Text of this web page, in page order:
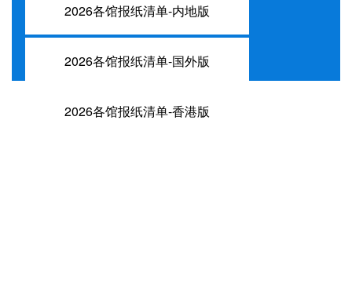
2026各馆报纸清单-内地版
2026各馆报纸清单-国外版
2026各馆报纸清单-香港版